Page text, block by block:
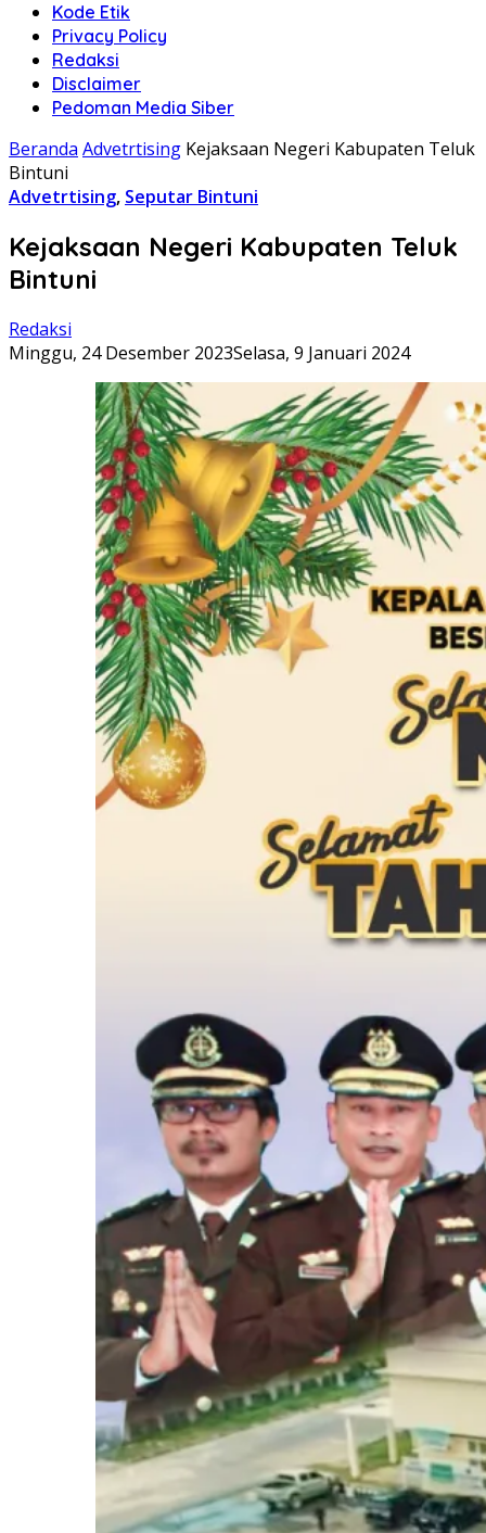
Kode Etik
Privacy Policy
Redaksi
Disclaimer
Pedoman Media Siber
Beranda Advetrtising Kejaksaan Negeri Kabupaten Teluk
Bintuni
Advetrtising, Seputar Bintuni
Kejaksaan Negeri Kabupaten Teluk
Bintuni
Redaksi
Minggu, 24 Desember 2023Selasa, 9 Januari 2024